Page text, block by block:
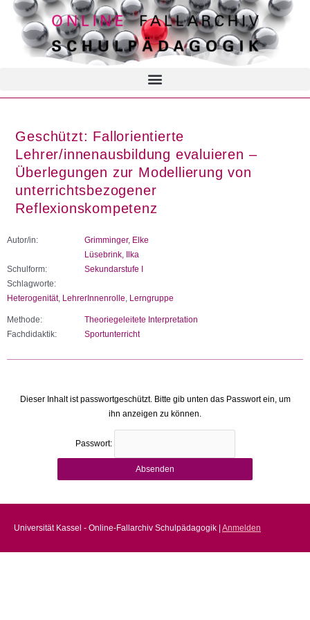
Geschützt: Fallorientierte
Lehrer/innenausbildung evaluieren –
Überlegungen zur Modellierung von
unterrichtsbezogener
Reflexionskompetenz
Autor/in:
Grimminger, Elke
Lüsebrink, Ilka
Schulform:
Sekundarstufe I
Schlagworte:
Heterogenität, LehrerInnenrolle Lerngruppe
Methode:
Theoriegeleitete Interpretation
Fachdidaktik:
Sportunterricht
Dieser Inhalt ist passwortgeschützt. Bitte gib unten das Passwort ein, um
ihn anzeigen zu können.
Passwort:
Universität Kassel - Online-Fallarchiv Schulpädagogik | Anmelden